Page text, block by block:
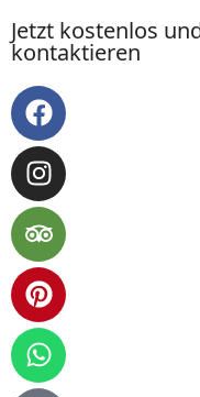
Jetzt kostenlos
kontaktieren